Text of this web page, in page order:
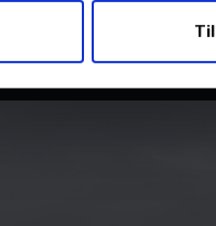
lage en serie som